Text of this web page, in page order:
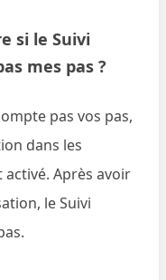
si le Suivi
mes pas ?
pas vos pas,
dans les
Après avoir
le Suivi